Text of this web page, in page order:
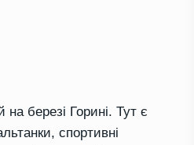
березі Горині. Тут є
спортивні